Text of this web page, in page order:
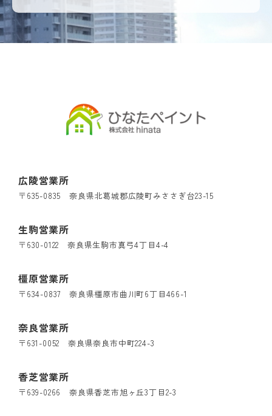
広陵営業所
〒635-0835 奈良県北葛城郡広陵町みささぎ台23-15
奈良営業所
〒631-0052 奈良県奈良市中町224-3
生駒営業所
〒630-0122 奈良県生駒市真弓4丁目4-4
香芝営業所
〒639-0266 奈良県香芝市旭ヶ丘3丁目2-3
橿原営業所
〒634-0837 奈良県橿原市曲川町6丁目466-1